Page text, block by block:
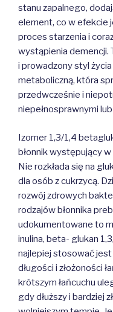
stanu zapalnego,
element, co w efekcie
proces starzenia i
wystąpienia demencji.
i prowadzony styl
metaboliczną, która
przedwcześnie i
niepełnosprawnymi
Izomer 1,3/1,4
błonnik występujący w
Nie rozkłada się na
dla osób z cukrzycą.
rozwój zdrowych
rodzajów błonnika
udokumentowane to
inulina, beta- glukan
najlepiej stosować jest
długości i złożoności
krótszym łańcuchu
gdy dłuższy i bardziej